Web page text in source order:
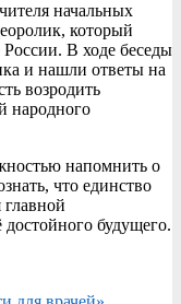
начальных
который
В ходе беседы
и нашли ответы на
возродить
народного
напомнить о
что единство
главной
будущего.